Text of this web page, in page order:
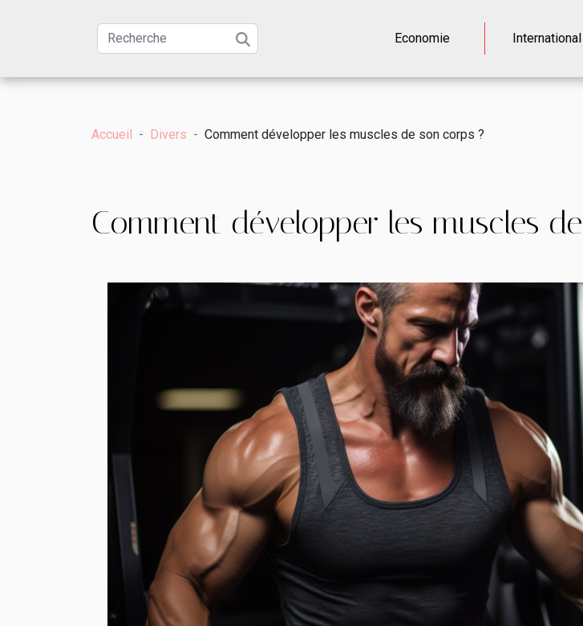
Economie International
Accueil Divers Comment développer les muscles de son corps ?
Comment développer les muscles